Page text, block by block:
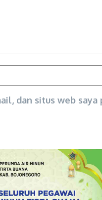
dan situs web